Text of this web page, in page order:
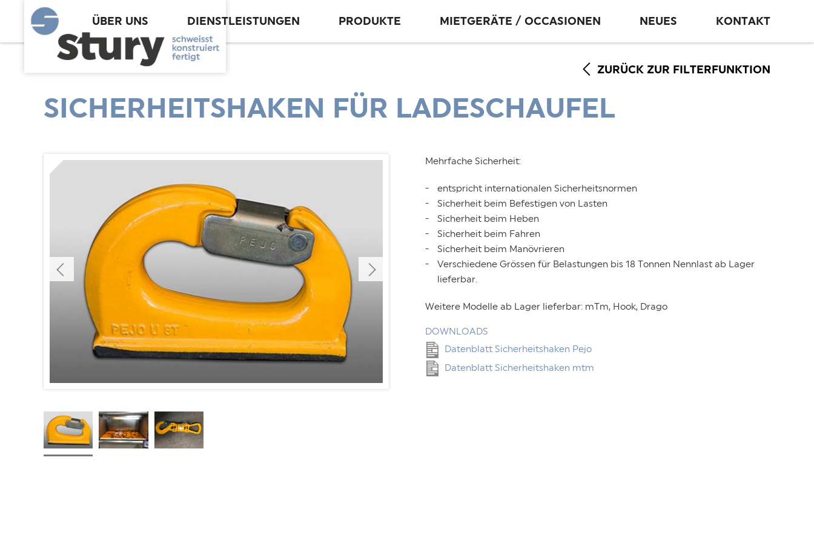
ÜBER UNS DIENSTLEISTUNGEN PRODUKTE MIETGERÄTE / OCCASIONEN NEUES KONTAKT
ZURÜCK ZUR FILTERFUNKTION
SICHERHEITSHAKEN FÜR LADESCHAUFEL
Mehrfache Sicherheit:
entspricht internationalen Sicherheitsnormen
Sicherheit beim Befestigen von Lasten
Sicherheit beim Heben
Sicherheit beim Fahren
Sicherheit beim Manövrieren
Verschiedene Grössen für Belastungen bis 18 Tonnen Nennlast ab Lager
lieferbar.
Weitere Modelle ab Lager lieferbar: mTm, Hook, Drago
DOWNLOADS
Datenblatt Sicherheitshaken Pejo
Datenblatt Sicherheitshaken mtm